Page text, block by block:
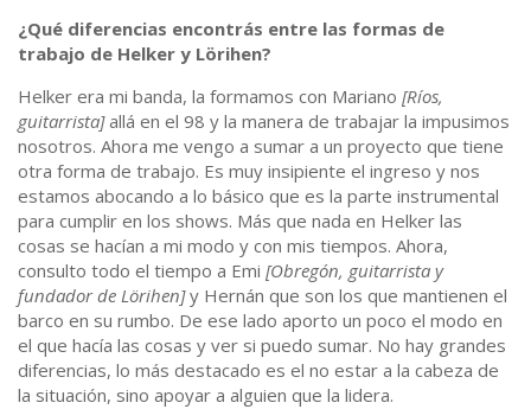
¿Qué diferencias encontrás entre las formas de
trabajo de Helker y Lörihen?
Helker era mi banda, la formamos con Mariano [Ríos,
guitarrista]allá en el 98 y la manera de trabajar la impusimos
nosotros. Ahora me vengo a sumar a un proyecto que tiene
otra forma de trabajo. Es muy insipiente el ingreso y nos
estamos abocando a lo básico que es la parte instrumental
para cumplir en los shows. Más que nada en Helker las
cosas se hacían a mi modo y con mis tiempos. Ahora,
consulto todo el tiempo a Emi [Obregón, guitarrista y
fundador de Lörihen]y Hernán que son los que mantienen el
barco en su rumbo. De ese lado aporto un poco el modo en
el que hacía las cosas y ver si puedo sumar. No hay grandes
diferencias, lo más destacado es el no estar a la cabeza de
la situación, sino apoyar a alguien que la lidera.